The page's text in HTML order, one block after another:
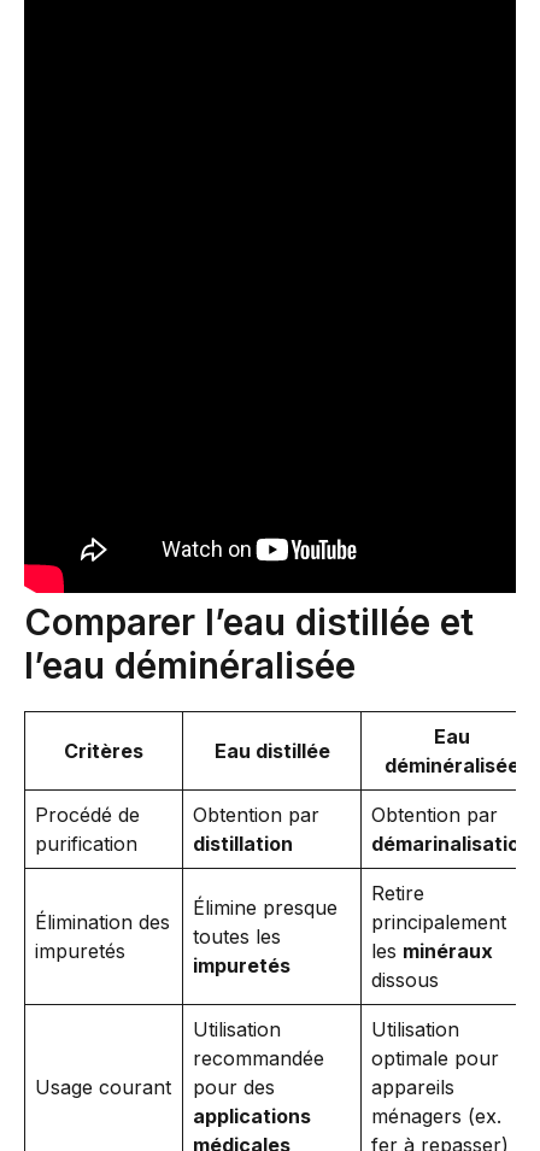
Comparer l’eau distillée et
l’eau déminéralisée
Critères Eau distillée
Eau
déminéralisée
Procédé de
purification
Obtention par
distillation
Obtention par
démarinalisation
Élimination des
impuretés
Élimine presque
toutes les
impuretés
Retire
principalement
les minéraux
dissous
Usage courant
Utilisation
recommandée
pour des
applications
médicales
Utilisation
optimale pour
appareils
ménagers (ex.
fer à repasser)